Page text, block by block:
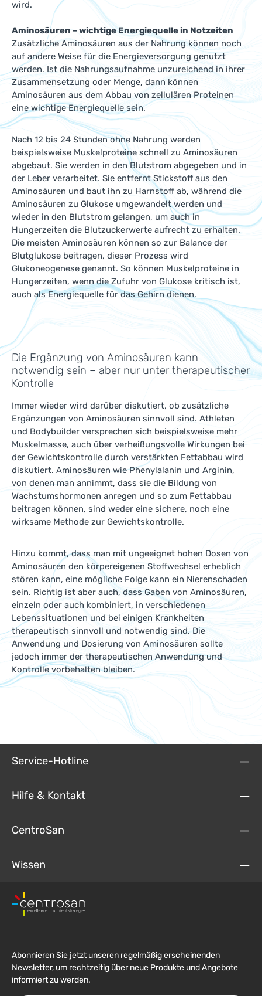
wird.
Aminosäuren – wichtige Energiequelle in Notzeiten
Zusätzliche Aminosäuren aus der Nahrung können noch
auf andere Weise für die Energieversorgung genutzt
werden. Ist die Nahrungsaufnahme unzureichend in ihrer
Zusammensetzung oder Menge, dann können
Aminosäuren aus dem Abbau von zellulären Proteinen
eine wichtige Energiequelle sein.
Nach 12 bis 24 Stunden ohne Nahrung werden
beispielsweise Muskelproteine schnell zu Aminosäuren
abgebaut. Sie werden in den Blutstrom abgegeben und in
der Leber verarbeitet. Sie entfernt Stickstoff aus den
Aminosäuren und baut ihn zu Harnstoff ab, während die
Aminosäuren zu Glukose umgewandelt werden und
wieder in den Blutstrom gelangen, um auch in
Hungerzeiten die Blutzuckerwerte aufrecht zu erhalten.
Die meisten Aminosäuren können so zur Balance der
Blutglukose beitragen, dieser Prozess wird
Glukoneogenese genannt. So können Muskelproteine in
Hungerzeiten, wenn die Zufuhr von Glukose kritisch ist,
auch als Energiequelle für das Gehirn dienen.
Die Ergänzung von Aminosäuren kann
notwendig sein – aber nur unter therapeutischer
Kontrolle
Immer wieder wird darüber diskutiert, ob zusätzliche
Ergänzungen von Aminosäuren sinnvoll sind. Athleten
und Bodybuilder versprechen sich beispielsweise mehr
Muskelmasse, auch über verheißungsvolle Wirkungen bei
der Gewichtskontrolle durch verstärkten Fettabbau wird
diskutiert. Aminosäuren wie Phenylalanin und Arginin,
von denen man annimmt, dass sie die Bildung von
Wachstumshormonen anregen und so zum Fettabbau
beitragen können, sind weder eine sichere, noch eine
wirksame Methode zur Gewichtskontrolle.
Hinzu kommt, dass man mit ungeeignet hohen Dosen von
Aminosäuren den körpereigenen Stoffwechsel erheblich
stören kann, eine mögliche Folge kann ein Nierenschaden
sein. Richtig ist aber auch, dass Gaben von Aminosäuren,
einzeln oder auch kombiniert, in verschiedenen
Lebenssituationen und bei einigen Krankheiten
therapeutisch sinnvoll und notwendig sind. Die
Anwendung und Dosierung von Aminosäuren sollte
jedoch immer der therapeutischen Anwendung und
Kontrolle vorbehalten bleiben.
Service-Hotline
Hilfe & Kontakt
CentroSan
Wissen
Abonnieren Sie jetzt unseren regelmäßig erscheinenden
Newsletter, um rechtzeitig über neue Produkte und Angebote
informiert zu werden.